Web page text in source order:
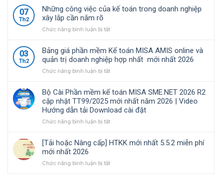
chọ
mới
nhất
2026
Video
Hướng
dẫn
tải
cài
đặt
chính
sách
và
lý
thuế
đối
với
kinh
doanh,
cá
nhân
kinh
Phần
kế
MISA
SME.NET
2026
R3
nhật
TT99/2025
mới
nhất
năm
|
Video
dẫn
07
Th2
Những công việc của kế toán trong doanh nghiệp
xây lắp cần nắm rõ
Chức năng bình luận bị tắtở
công
việc
của
kế
trong
doanh
nghiệp
xây
lắp
nắm
rõ
03
Th2
Bảng giá phần mềm Kế toán MISA AMIS online và
quản trị doanh nghiệp hợp nhất mới nhất 2026
Chức năng bình luận bị tắtở
giá
phần
mềm
Kế
toán
online
quản
Bộ Cài Phần mềm kế toán MISA SME.NET 2026 R2
cập nhật TT99/2025 mới nhất năm 2026 | Video
Hướng dẫn tải Download cài đặt
Chức năng bình luận bị tắtở
Phần
kế
[Tải hoặc Nâng cấp] HTKK mới nhất 5.5.2 miễn phí
mới nhất 2026
Chức năng bình luận bị tắtở